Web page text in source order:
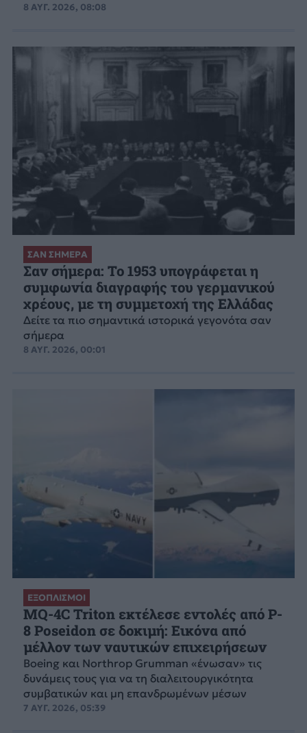
8 ΑΥΓ. 2026, 08:08
ΣΑΝ ΣΗΜΕΡΑ
Σαν σήμερα: Το 1953 υπογράφεται η
συμφωνία διαγραφής του γερμανικού
χρέους, με τη συμμετοχή της Ελλάδας
Δείτε τα πιο σημαντικά ιστορικά γεγονότα σαν
σήμερα
8 ΑΥΓ. 2026, 00:01
ΕΞΟΠΛΙΣΜΟΙ
MQ-4C Triton εκτέλεσε εντολές από P-
8 Poseidon σε δοκιμή: Εικόνα από
μέλλον των ναυτικών επιχειρήσεων
Boeing και Northrop Grumman «ένωσαν» τις
δυνάμεις τους για να τη διαλειτουργικότητα
συμβατικών και μη επανδρωμένων μέσων
7 ΑΥΓ. 2026, 05:39